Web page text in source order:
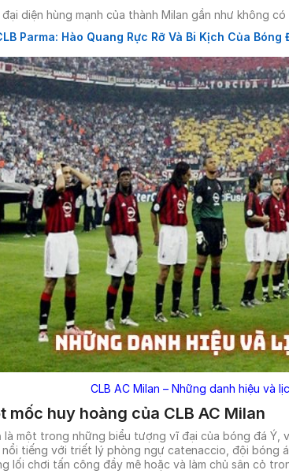
diện hùng mạnh của thành Milan gần như không
Parma: Hào Quang Rực Rỡ Và Bi Kịch Của Bóng
CLB AC Milan – Những danh hiệu và
mốc huy hoàng của CLB AC Milan
là một trong những biểu tượng vĩ đại của bóng đá Ý,
nổi tiếng với triết lý phòng ngự catenaccio, đội bóng
lối chơi tấn công đầy mê hoặc và làm chủ sân cỏ